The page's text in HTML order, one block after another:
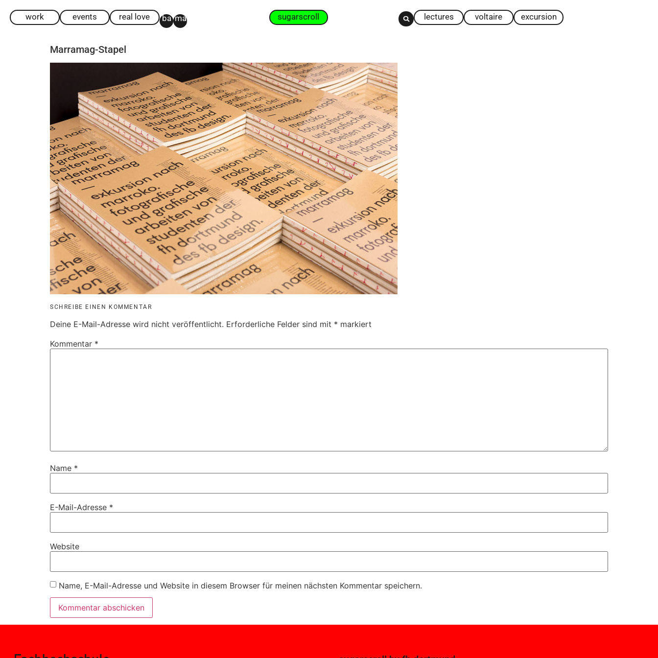
work events real love ba ma sugarscroll lectures voltaire excursion
Marramag-Stapel
SCHREIBE EINEN KOMMENTAR
Deine E-Mail-Adresse wird nicht veröffentlicht. Erforderliche Felder sind mit * markiert
Kommentar *
Name *
E-Mail-Adresse *
Website
Name, E-Mail-Adresse und Website in diesem Browser für meinen nächsten Kommentar speichern.